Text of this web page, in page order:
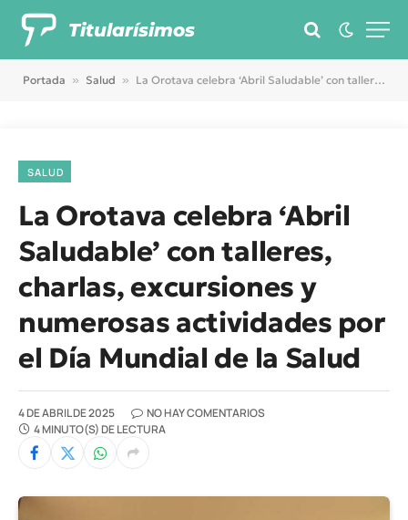
Titularísimos
Portada » Salud » La Orotava celebra ‘Abril Saludable’ con talleres, charlas, excursiones y numerosas actividades por el Día Mundial de la Salud
SALUD
La Orotava celebra ‘Abril
Saludable’ con talleres,
charlas, excursiones y
numerosas actividades por
el Día Mundial de la Salud
4 DE ABRIL DE 2025
NO HAY COMENTARIOS
4 MINUTO(S) DE LECTURA